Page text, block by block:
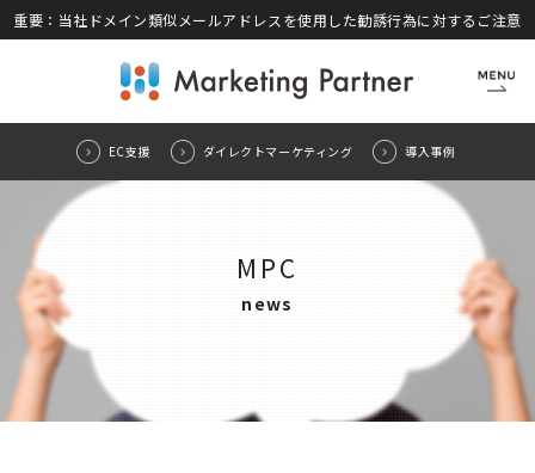
CLOSE
重要：当社ドメイン類似メールアドレスを使用した勧誘行為に対するご注意
EC支援 ダイレクトマーケティング 導入事例
MPC
news